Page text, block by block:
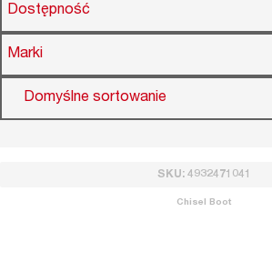
Dostępność
Marki
Domyślne sortowanie
SKU: 4932471041
Chisel Boot